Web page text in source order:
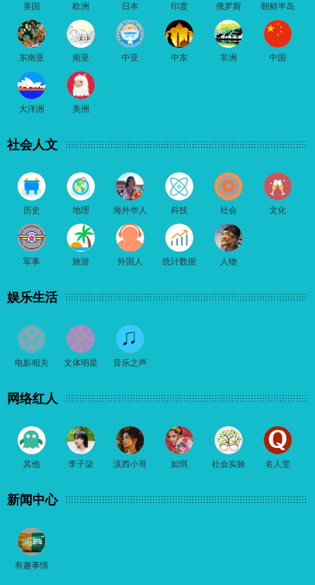
美国 欧洲 日本 印度 俄罗斯 朝鲜半岛
东南亚 南亚 中亚 中东 非洲 中国
大洋洲 美洲
社会人文
历史 地理 海外华人 科技 社会 文化
军事 旅游 外国人 统计数据 人物
娱乐生活
电影相关 文体明星 音乐之声
网络红人
其他 李子柒 滇西小哥 如琪 社会实验 名人堂
新闻中心
有趣事情